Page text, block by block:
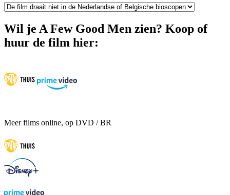
Wil je A Few Good Men zien? Koop of
huur de film hier:
Meer films online, op DVD / BR